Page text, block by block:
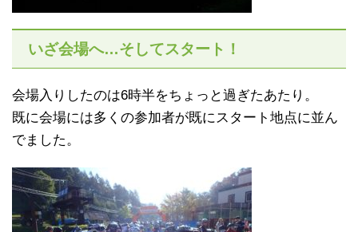
いざ会場へ…そしてスタート！
会場入りしたのは6時半をちょっと過ぎたあたり。
既に会場には多くの参加者が既にスタート地点に並ん
でました。